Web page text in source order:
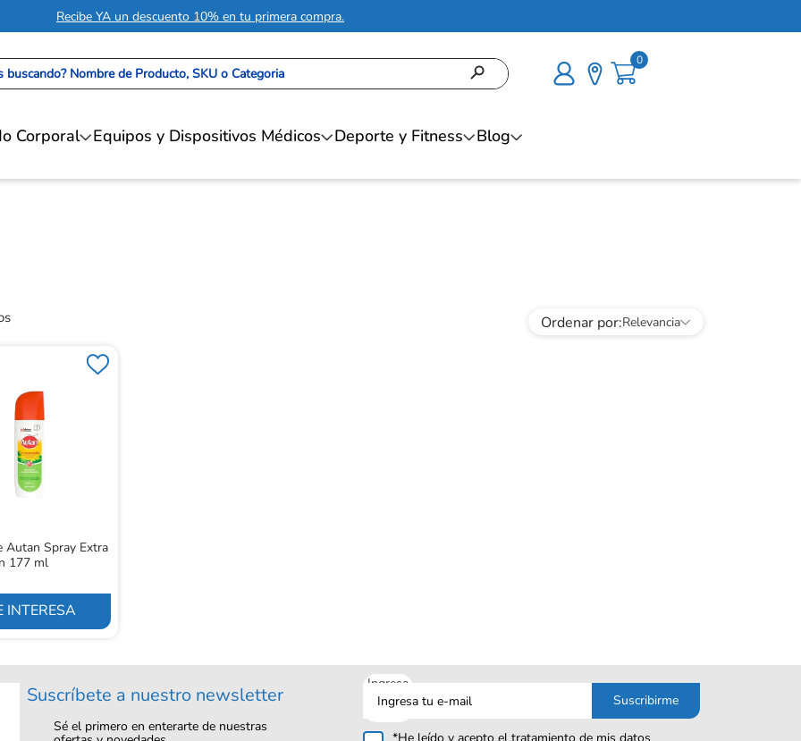
Recibe YA un descuento 10% en tu primera compra.
Nombre de Producto, SKU o Categoria 0
Corporal Equipos y Dispositivos Médicos Deporte y Fitness Blog
Ordenar por Relevancia
Autan Spray Extra
177 ml
INTERESA
Suscríbete a nuestro newsletter
Sé el primero en enterarte de nuestras
Ingresa
tu
correo
Suscribirme